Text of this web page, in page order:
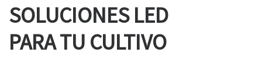
SOLUCIONES LED
PARA TU CULTIVO